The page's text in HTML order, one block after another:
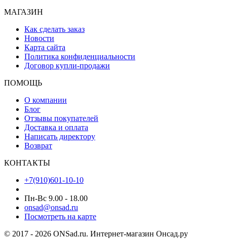
МАГАЗИН
Как сделать заказ
Новости
Карта сайта
Политика конфиденциальности
Договор купли-продажи
ПОМОЩЬ
О компании
Блог
Отзывы покупателей
Доставка и оплата
Написать директору
Возврат
КОНТАКТЫ
+7(910)601-10-10
Пн-Вс 9.00 - 18.00
onsad@onsad.ru
Посмотреть на карте
© 2017 - 2026 ONSad.ru. Интернет-магазин Онсад.ру